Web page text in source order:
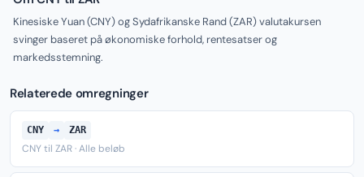
Kinesiske Yuan (CNY) og Sydafrikanske Rand (ZAR) valutakursen
svinger baseret på økonomiske forhold, rentesatser og
markedsstemning.
Relaterede omregninger
CNY → ZAR
CNY til ZAR · Alle beløb